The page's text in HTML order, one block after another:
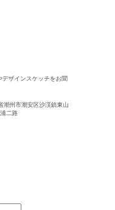
ザインスケッチをお聞
潮州市潮安区沙渓鎮東山
二路